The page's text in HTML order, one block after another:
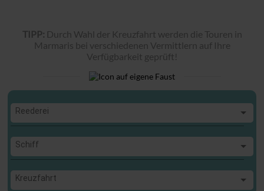
TIPP: Durch Wahl der Kreuzfahrt werden die Touren in
Marmaris bei verschiedenen Vermittlern auf Ihre
Verfügbarkeit geprüft!
Reederei
Reederei
Schiff
Schiff
Kreuzfahrt
Kreuzfahrt